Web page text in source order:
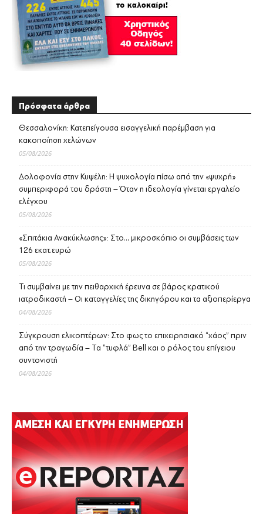
Πρόσφατα άρθρα
Θεσσαλονίκη: Κατεπείγουσα εισαγγελική παρέμβαση για
κακοποίηση χελώνων
05/08/2026
Δολοφονία στην Κυψέλη: Η ψυχολογία πίσω από την «ψυχρή»
συμπεριφορά του δράστη – Όταν η ιδεολογία γίνεται εργαλείο
ελέγχου
05/08/2026
«Σπιτάκια Ανακύκλωσης»: Στο… μικροσκόπιο οι συμβάσεις των
126 εκατ.ευρώ
05/08/2026
Τι συμβαίνει με την πειθαρχική έρευνα σε βάρος κρατικού
ιατροδικαστή – Οι καταγγελίες της δικηγόρου και τα αξιοπερίεργα
04/08/2026
Σύγκρουση ελικοπτέρων: Στο φως το επιχειρησιακό “χάος” πριν
από την τραγωδία – Τα “τυφλά” Bell και ο ρόλος του επίγειου
συντονιστή
04/08/2026